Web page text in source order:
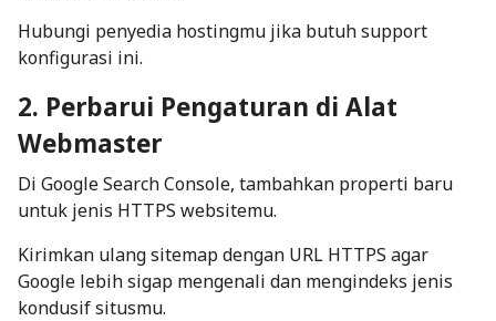
Hubungi penyedia hostingmu jika butuh support
konfigurasi ini.
2. Perbarui Pengaturan di Alat
Webmaster
Di Google Search Console, tambahkan properti baru
untuk jenis HTTPS websitemu.
Kirimkan ulangsitemapdengan URL HTTPS agar
Google lebih sigap mengenali dan mengindeks jenis
kondusif situsmu.